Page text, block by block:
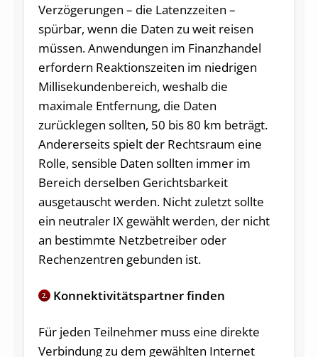
Verzögerungen – die Latenzzeiten –
spürbar, wenn die Daten zu weit reisen
müssen. Anwendungen im Finanzhandel
erfordern Reaktionszeiten im niedrigen
Millisekundenbereich, weshalb die
maximale Entfernung, die Daten
zurücklegen sollten, 50 bis 80 km beträgt.
Andererseits spielt der Rechtsraum eine
Rolle, sensible Daten sollten immer im
Bereich derselben Gerichtsbarkeit
ausgetauscht werden. Nicht zuletzt sollte
ein neutraler IX gewählt werden, der nicht
an bestimmte Netzbetreiber oder
Rechenzentren gebunden ist.
2. Konnektivitätspartner finden
Für jeden Teilnehmer muss eine direkte
Verbindung zu dem gewählten Internet